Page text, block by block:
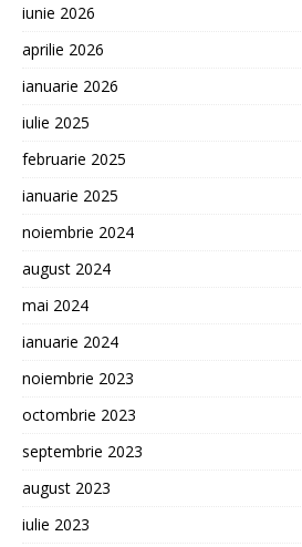
iunie 2026
aprilie 2026
ianuarie 2026
iulie 2025
februarie 2025
ianuarie 2025
noiembrie 2024
august 2024
mai 2024
ianuarie 2024
noiembrie 2023
octombrie 2023
septembrie 2023
august 2023
iulie 2023